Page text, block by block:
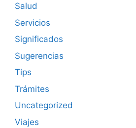
Salud
Servicios
Significados
Sugerencias
Tips
Trámites
Uncategorized
Viajes